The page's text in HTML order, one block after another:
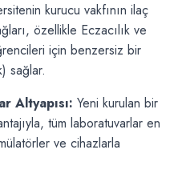
kurucu vakfının ilaç
özellikle Eczacılık ve
için benzersiz bir
sağlar.
Altyapısı: Yeni kurulan bir
tüm laboratuvarlar en
ve cihazlarla